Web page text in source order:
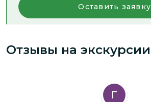
Оставить заявку
Отзывы на экскурсии
Г